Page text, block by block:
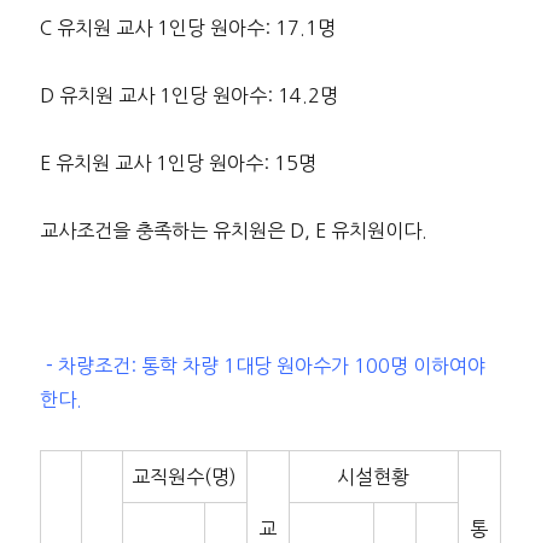
C 유치원 교사 1인당 원아수: 17.1명
D 유치원 교사 1인당 원아수: 14.2명
E 유치원 교사 1인당 원아수: 15명
교사조건을 충족하는 유치원은 D, E 유치원이다.
－차량조건: 통학 차량 1대당 원아수가 100명 이하여야
한다.
교직원수(명)
교
시설현황
통